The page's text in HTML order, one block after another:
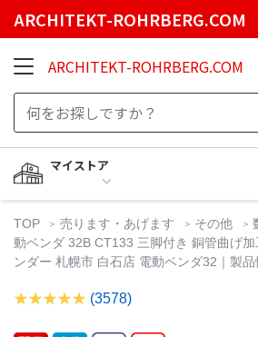
ARCHITEKT-ROHRBERG.COM
ARCHITEKT-ROHRBERG.COM
マイストア
TOP 売ります・あげます その他
動ベンダ 32B CT133 三脚付き 銅管曲げ
ンダー 札幌市 白石店 電動ベンダ32｜製
(3578)